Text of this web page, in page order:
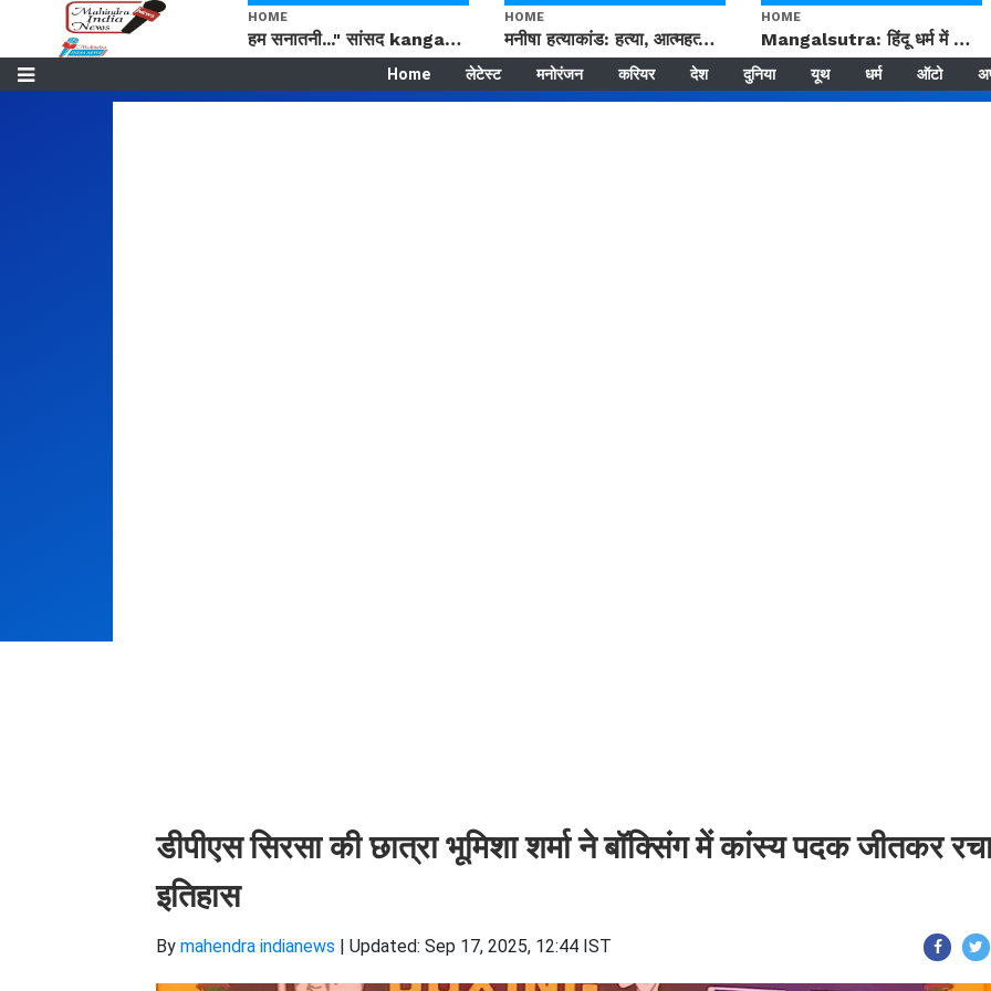
HOME
हम सनातनी..." सांसद kangana Ranaut से क्या बोली लड़की? Viral Jantar-Mantar | CJP protest
HOME
मनीषा हत्याकांड: हत्या, आत्महत्या या कोई बड़ा राज? | Full Story | Josh Haryana
HOME
Mangalsutra: हिंदू धर्म में शादी के बाद मंगलसूत्र क्यों पहनती है महिलाएं, किसने शुरु की ये परंपरा
Home लेटेस्ट मनोरंजन करियर देश दुनिया यूथ धर्म ऑटो
डीपीएस सिरसा की छात्रा भूमिशा शर्मा ने बॉक्सिंग में कांस्य पदक जीतकर
इतिहास
By mahendra indianews | Updated: Sep 17, 2025, 12:44 IST